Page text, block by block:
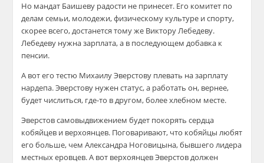
Но мандат Баишеву радости не принесет. Его комитет по
делам семьи, молодежи, физическому культуре и спорту,
скорее всего, достанется тому же Виктору Лебедеву.
Лебедеву нужна зарплата, а в последующем добавка к
пенсии.
А вот его тестю Михаилу Эверстову плевать на зарплату
нардепа. Эверстову нужен статус, а работать он, вернее,
будет числиться, где-то в другом, более хлебном месте.
Эверстов самовыдвижением будет покорять сердца
кобяйцев и верхоянцев. Поговаривают, что кобяйцы любят
его больше, чем Александра Ноговицына, бывшего лидера
местных еровцев. А вот верхоянцев Эверстов должен